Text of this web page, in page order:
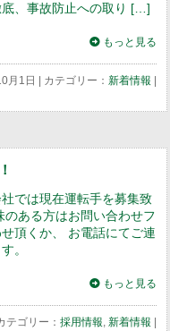
、事故防止への取り […]
もっと見る
月1日 | カテゴリー： 新着情報
では現在運転手を募集致
のある方はお問い合わせフ
頂くか、 お電話にてご連
。
もっと見る
テゴリー： 採用情報, 新着情報